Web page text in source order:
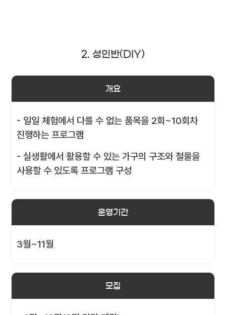
2. 성인반(DIY)
개요
- 일일 체험에서 다룰 수 없는 품목을 2회~10회차
진행하는 프로그램
- 실생활에서 활용할 수 있는 가구의 구조와 철물을
사용할 수 있도록 프로그램 구성
운영기간
3월~11월
모집